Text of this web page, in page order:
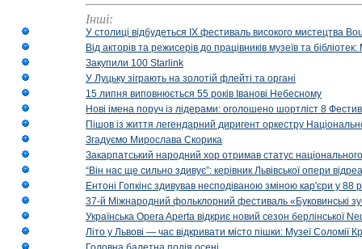
Інші:
У столиці відбудеться IX фестиваль високого мистецтва
Від акторів та режисерів до працівників музеїв та
Закупили 100 Starlink
У Луцьку зіграють на золотій флейті та органі
15 липня виповнюється 55 років Іванові Небесному
Нові імена поруч із лідерами: оголошено шортліст 8
Пішов із життя легендарний диригент оркестру
Згадуємо Мирослава Скорика
Закарпатський народний хор отримав статус національного
“Він нас ще сильно здивує”: керівник Львівської опери
Ентоні Гопкінс здивував несподіваною зміною кар'єри у 88
37-й Міжнародний фольклорний фестиваль «Буковинські
Українська Opera Aperta відкриє новий сезон берлінської
Літо у Львові — час відкривати місто пішки: Музеї Соломії